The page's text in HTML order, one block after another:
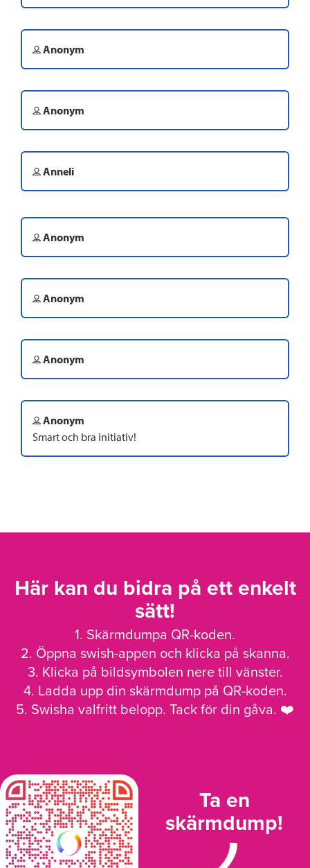
Anonym
Anonym
Anneli
Anonym
Anonym
Anonym
Anonym
Smart och bra initiativ!
Här kan du bidra på ett enkelt
sätt!
1. Skärmdumpa QR-koden.
2. Öppna swish-appen och klicka på skanna.
3. Klicka på bildsymbolen nere till vänster.
4. Ladda upp din skärmdump på QR-koden.
5. Swisha valfritt belopp. Tack för din gåva. ❤️
Ta en
skärmdump!